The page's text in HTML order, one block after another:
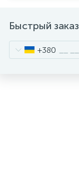
Быстрый заказ
+380